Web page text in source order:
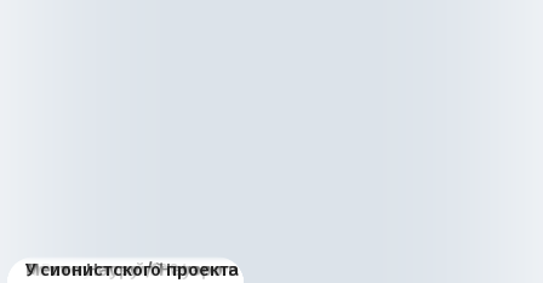
Киевская марионетка
В России назрели
Миграционный пожар
Россия начинает
Россия зимой 1904
Русская нация вчера и
Почему правый крах в
Место Науру / Науэро в
У сионистского проекта